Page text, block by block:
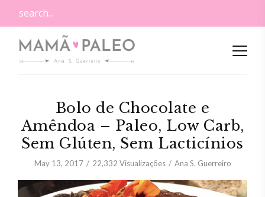
Bolo de Chocolate e
Amêndoa – Paleo, Low Carb,
Sem Glúten, Sem Lacticínios
May 13, 2017 22,332 Visualizações Ana S. Guerreiro